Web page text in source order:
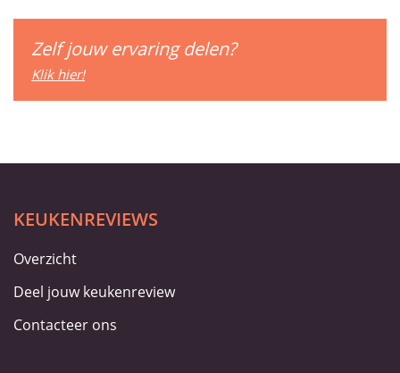
Zelf jouw ervaring delen?
Klik hier!
KEUKENREVIEWS
Overzicht
Deel jouw keukenreview
Contacteer ons